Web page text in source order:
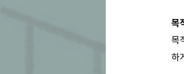
목
목
하